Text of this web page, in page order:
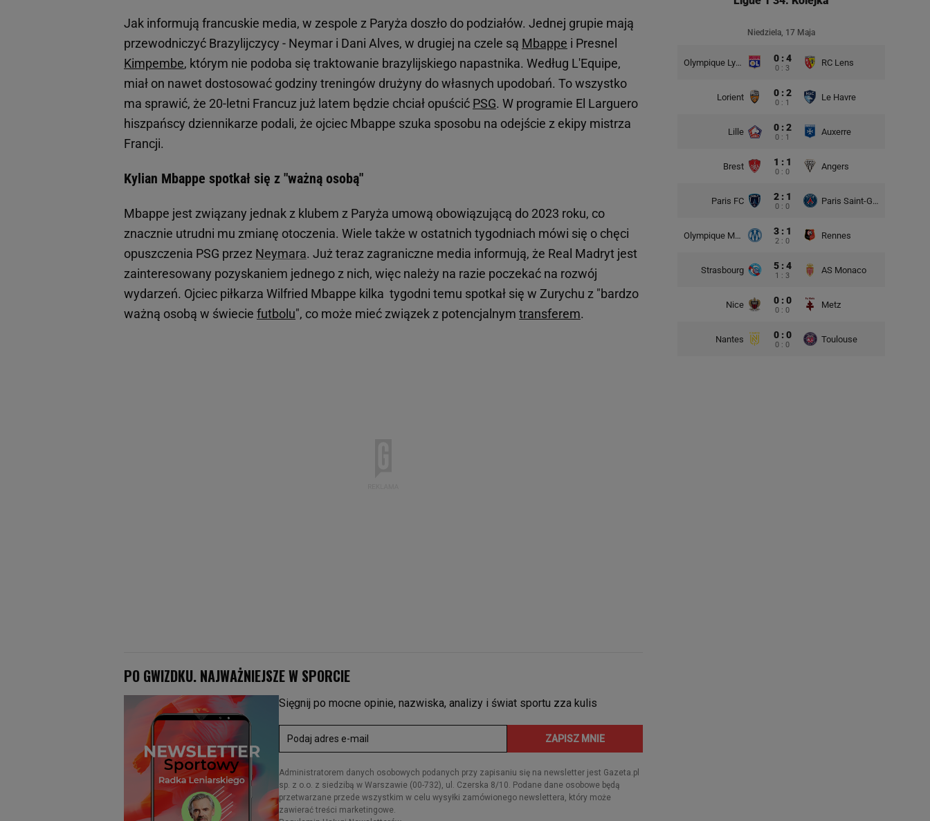
Jak informują francuskie media, w zespole z Paryża doszło do podziałów. Jednej grupie mają
przewodniczyć Brazylijczycy - Neymar i Dani Alves, w drugiej na czele są Mbappe i Presnel
Kimpembe, którym nie podoba się traktowanie brazylijskiego napastnika. Według L'Equipe,
miał on nawet dostosować godziny treningów drużyny do własnych upodobań. To wszystko
ma sprawić, że 20-letni Francuz już latem będzie chciał opuścić PSG. W programie El Larguero
hiszpańscy dziennikarze podali, że ojciec Mbappe szuka sposobu na odejście z ekipy mistrza
Francji.
Kylian Mbappe spotkał się z "ważną osobą"
Mbappe jest związany jednak z klubem z Paryża umową obowiązującą do 2023 roku, co
znacznie utrudni mu zmianę otoczenia. Wiele także w ostatnich tygodniach mówi się o chęci
opuszczenia PSG przez Neymara. Już teraz zagraniczne media informują, że Real Madryt jest
zainteresowany pozyskaniem jednego z nich, więc należy na razie poczekać na rozwój
wydarzeń. Ojciec piłkarza Wilfried Mbappe kilka tygodni temu spotkał się w Zurychu z "bardzo
ważną osobą w świecie futbolu", co może mieć związek z potencjalnym transferem.
Niedziela, 17 Maja
Olympique Lyon 0 : 4
0 : 3
RC Lens
Lorient 0 : 2
0 : 1
Le Havre
Lille 0 : 2
0 : 1
Auxerre
Brest 1 : 1
0 : 0
Angers
Paris FC 2 : 1
0 : 0
Paris Saint-Germain
Olympique Marsylia 3 : 1
2 : 0
Rennes
Strasbourg 5 : 4
1 : 3
AS Monaco
Nice 0 : 0
0 : 0
Metz
Nantes 0 : 0
0 : 0
Toulouse